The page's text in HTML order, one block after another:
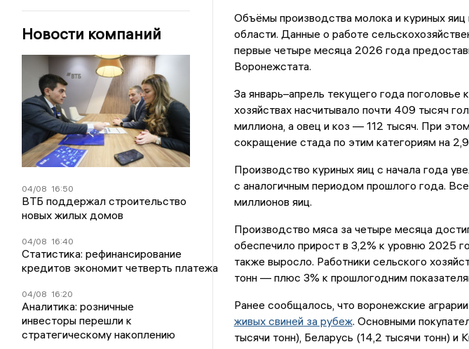
Новости компаний
04/08 16:50
ВТБ поддержал строительство
новых жилых домов
04/08 16:40
Статистика: рефинансирование
кредитов экономит четверть платежа
04/08 16:20
Аналитика: розничные
инвесторы перешли к
стратегическому накоплению
Объёмы производства молока и куриных
области. Данные о работе
первые четыре месяца 2026 года
Воронежстата.
За январь–апрель текущего года поголовье
хозяйствах насчитывало почти 409 тысяч
миллиона, а овец и коз — 112 тысяч. При
сокращение стада по этим категориям на
Производство куриных яиц с начала года
с аналогичным периодом прошлого года.
миллионов яиц.
Производство мяса за четыре месяца
обеспечило прирост в 3,2% к уровню 2025
также выросло. Работники сельского
тонн — плюс 3% к прошлогодним
Ранее сообщалось, что воронежские
живых свиней за рубеж. Основными
тысячи тонн), Беларусь (14,2 тысячи тонн) и